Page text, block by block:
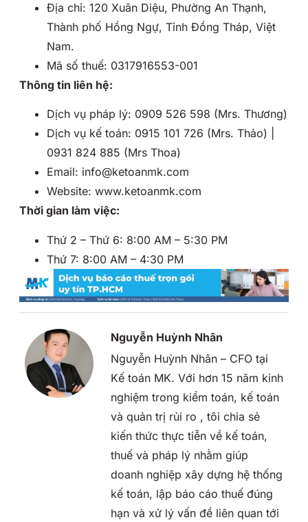
Địa chỉ: 120 Xuân Diệu, Phường An Thạnh,
Thành phố Hồng Ngự, Tỉnh Đồng Tháp, Việt
Nam.
Mã số thuế: 0317916553-001
Thông tin liên hệ:
Dịch vụ pháp lý: 0909 526 598 (Mrs. Thương)
Dịch vụ kế toán: 0915 101 726 (Mrs. Thảo) |
0931 824 885 (Mrs Thoa)
Email: info@ketoanmk.com
Website: www.ketoanmk.com
Thời gian làm việc:
Thứ 2 – Thứ 6: 8:00 AM – 5:30 PM
Thứ 7: 8:00 AM – 4:30 PM
Nguyễn Huỳnh Nhân
Nguyễn Huỳnh Nhân – CFO tại
Kế toán MK. Với hơn 15 năm kinh
nghiệm trong kiểm toán, kế toán
và quản trị rủi ro , tôi chia sẻ
kiến thức thực tiễn về kế toán,
thuế và pháp lý nhằm giúp
doanh nghiệp xây dựng hệ thống
kế toán, lập báo cáo thuế đúng
hạn và xử lý vấn đề liên quan tới